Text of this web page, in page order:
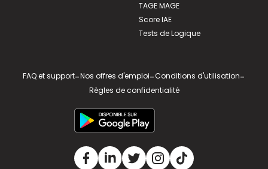
TAGE MAGE
Score IAE
Tests de Logique
FAQ et support-Nos offres d'emploi-Conditions d'utilisation-
Règles de confidentialité